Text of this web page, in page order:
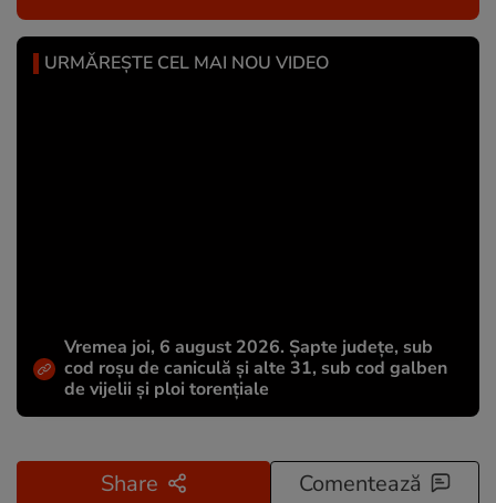
URMĂREȘTE CEL MAI NOU VIDEO
Vremea joi, 6 august 2026. Șapte județe, sub
cod roșu de caniculă și alte 31, sub cod galben
de vijelii și ploi torențiale
Share Comentează